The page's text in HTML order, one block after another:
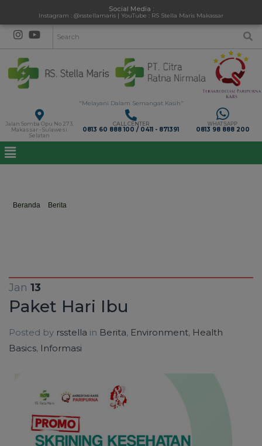
Social Media :
Instagram : @rsstellamaris | YouTube : RS Stella Maris Makassar
"Melayani Dalam Semangat Kasih"
Jalan Somba Opu No 273,
Makassar - Sulawesi
Selatan
CALL CENTER
0813 60 888 100 / 0411 - 871391
WHATSAPP
0813 98 888 200
Beranda Berita
Jan 13
Paket Hari Ibu
Posted by rsstella in Berita, Environment, Health
Basics, Informasi